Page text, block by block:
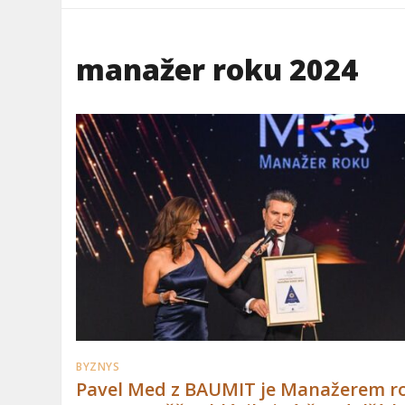
manažer roku 2024
BYZNYS
Pavel Med z BAUMIT je Manažerem